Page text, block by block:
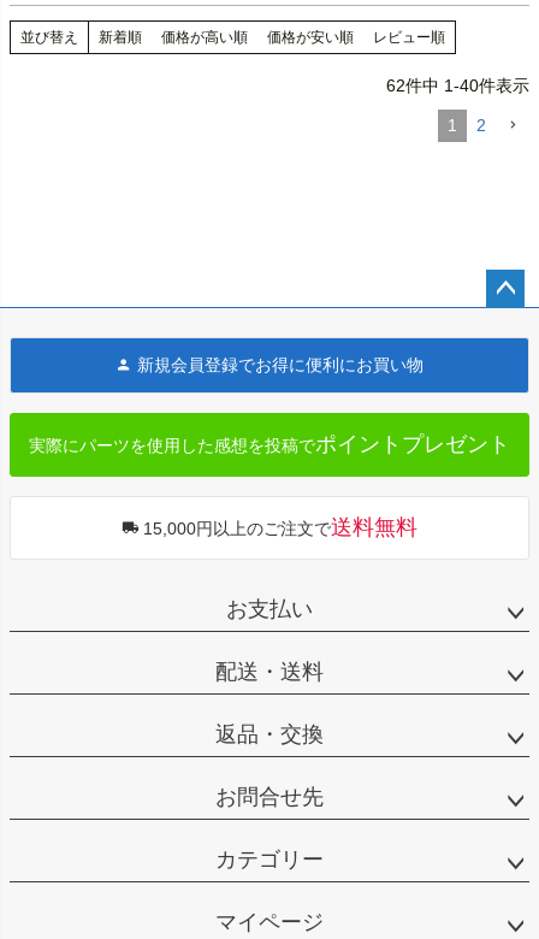
Arlen Ness（アレンネス）
1986～2017 ダイナ
1986～2021 スポーツスター
ARLEN NESS（アレンネス）
並び替え 新着順 価格が高い順 価格が安い順 レビュー順
62件中 1-40件表示
1 2
へ
新規会員登録でお得に便利にお買い物
実際にパーツを使用した感想を投稿でポイントプレゼント
15,000円以上のご注文で送料無料
お支払い
配送・送料
返品・交換
お問合せ先
カテゴリー
マイページ